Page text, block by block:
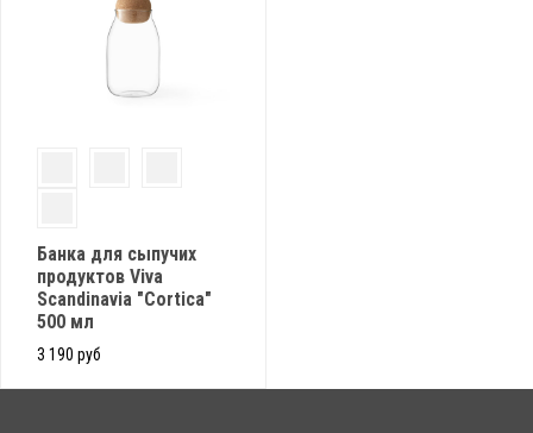
Банка для сыпучих
продуктов Viva
Scandinavia "Cortica"
500 мл
3 190 руб